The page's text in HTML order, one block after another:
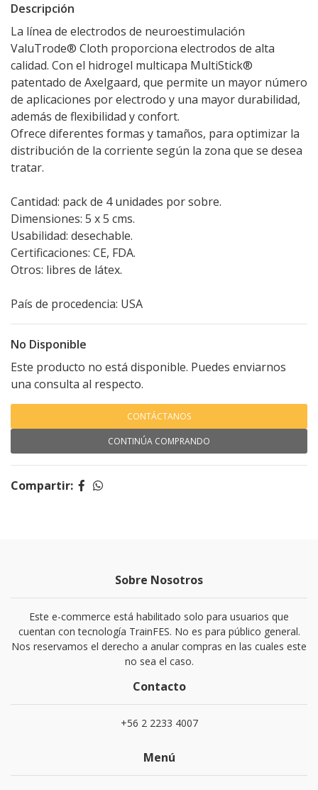
Descripción
La línea de electrodos de neuroestimulación
ValuTrode® Cloth proporciona electrodos de alta
calidad. Con el hidrogel multicapa MultiStick®
patentado de Axelgaard, que permite un mayor número
de aplicaciones por electrodo y una mayor durabilidad,
además de flexibilidad y confort.
Ofrece diferentes formas y tamaños, para optimizar la
distribución de la corriente según la zona que se desea
tratar.
Cantidad: pack de 4 unidades por sobre.
Dimensiones: 5 x 5 cms.
Usabilidad: desechable.
Certificaciones: CE, FDA.
Otros: libres de látex.
País de procedencia: USA
No Disponible
Este producto no está disponible. Puedes enviarnos
una consulta al respecto.
CONTÁCTANOS
CONTINÚA COMPRANDO
Compartir:
Sobre Nosotros
Este e-commerce está habilitado solo para usuarios que
cuentan con tecnología TrainFES. No es para público general.
Nos reservamos el derecho a anular compras en las cuales este
no sea el caso.
Contacto
+56 2 2233 4007
Menú